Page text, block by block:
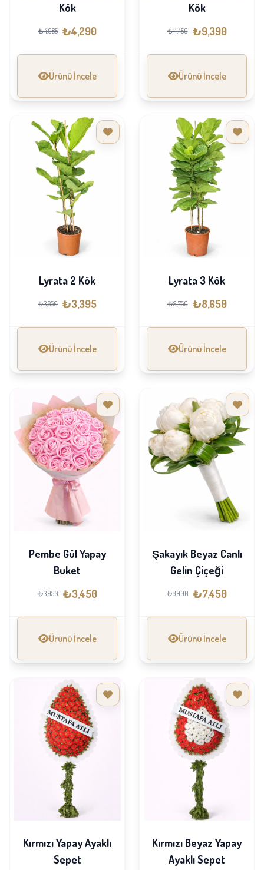
Kök
₺4,985 ₺4,290
Ürünü İncele
Kök
₺11,450 ₺9,390
Ürünü İncele
Lyrata 2 Kök
₺3,850 ₺3,395
Ürünü İncele
Lyrata 3 Kök
₺9,750 ₺8,650
Ürünü İncele
Pembe Gül Yapay
Buket
₺3,950 ₺3,450
Ürünü İncele
Şakayık Beyaz Canlı
Gelin Çiçeği
₺8,900 ₺7,450
Ürünü İncele
Kırmızı Yapay Ayaklı
Sepet
Kırmızı Beyaz Yapay
Ayaklı Sepet